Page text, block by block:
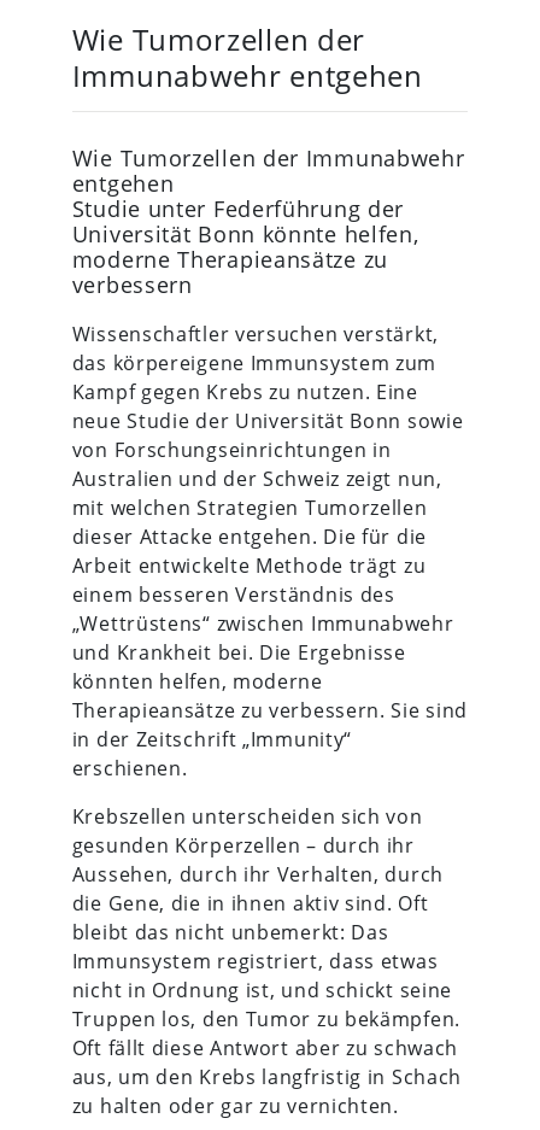
Wie Tumorzellen der
Immunabwehr entgehen
Wie Tumorzellen der Immunabwehr
entgehen
Studie unter Federführung der
Universität Bonn könnte helfen,
moderne Therapieansätze zu
verbessern
Wissenschaftler versuchen verstärkt,
das körpereigene Immunsystem zum
Kampf gegen Krebs zu nutzen. Eine
neue Studie der Universität Bonn sowie
von Forschungseinrichtungen in
Australien und der Schweiz zeigt nun,
mit welchen Strategien Tumorzellen
dieser Attacke entgehen. Die für die
Arbeit entwickelte Methode trägt zu
einem besseren Verständnis des
„Wettrüstens“ zwischen Immunabwehr
und Krankheit bei. Die Ergebnisse
könnten helfen, moderne
Therapieansätze zu verbessern. Sie sind
in der Zeitschrift „Immunity“
erschienen.
Krebszellen unterscheiden sich von
gesunden Körperzellen – durch ihr
Aussehen, durch ihr Verhalten, durch
die Gene, die in ihnen aktiv sind. Oft
bleibt das nicht unbemerkt: Das
Immunsystem registriert, dass etwas
nicht in Ordnung ist, und schickt seine
Truppen los, den Tumor zu bekämpfen.
Oft fällt diese Antwort aber zu schwach
aus, um den Krebs langfristig in Schach
zu halten oder gar zu vernichten.